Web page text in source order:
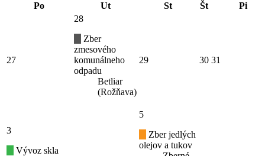
Po
Ut St Št Pi
27
28
Zber
zmesového
komunálneho
odpadu
Betliar
(Rožňava)
29 30 31
3
Vývoz skla
5
Zber jedlých
olejov a tukov